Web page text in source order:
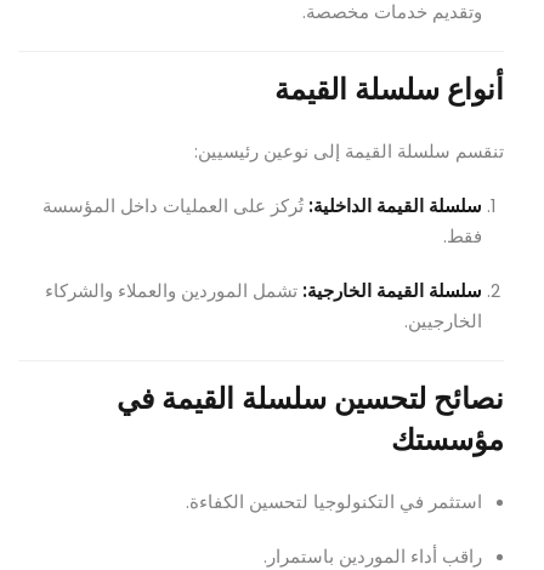
وتقديم خدمات مخصصة.
أنواع سلسلة القيمة
تنقسم سلسلة القيمة إلى نوعين رئيسيين:
سلسلة القيمة الداخلية: تُركز على العمليات داخل المؤسسة
فقط.
سلسلة القيمة الخارجية: تشمل الموردين والعملاء والشركاء
الخارجيين.
نصائح لتحسين سلسلة القيمة في
مؤسستك
استثمر في التكنولوجيا لتحسين الكفاءة.
راقب أداء الموردين باستمرار.